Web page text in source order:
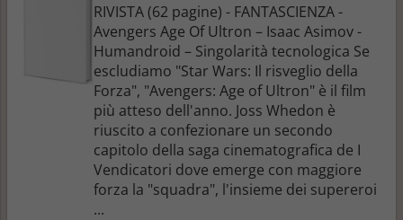
RIVISTA (62 pagine) - FANTASCIENZA -
Avengers Age Of Ultron – Isaac Asimov -
Humandroid – Singolarità tecnologica Se
escludiamo "Star Wars: Il risveglio della
Forza", "Avengers: Age of Ultron" è il film
più atteso dell'anno. Joss Whedon è
riuscito a confezionare un secondo
capitolo della saga cinematografica de I
Vendicatori dove emerge con maggiore
forza la "squadra", l'insieme dei supereroi
...